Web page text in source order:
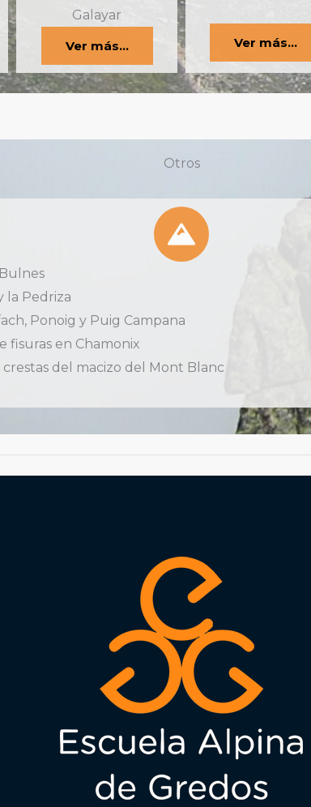
Galayar
Ver más...
Ver más...
Otros
la Pedriza
Ponoig y Puig Campana
fisuras en Chamonix
crestas del macizo del Mont Blanc